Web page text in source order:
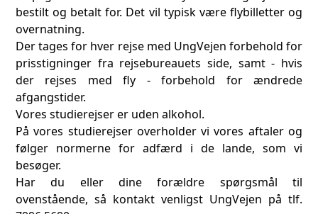
bestilt og betalt for. Det vil typisk være flybilletter og
overnatning.
Der tages for hver rejse med UngVejen forbehold for
prisstigninger fra rejsebureauets side, samt - hvis
der rejses med fly - forbehold for ændrede
afgangstider.
Vores studierejser er uden alkohol.
På vores studierejser overholder vi vores aftaler og
følger normerne for adfærd i de lande, som vi
besøger.
Har du eller dine forældre spørgsmål til
ovenstående, så kontakt venligst UngVejen på tlf.